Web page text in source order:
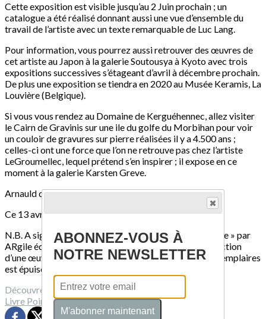
Cette exposition est visible jusqu’au 2 Juin prochain ; un
catalogue a été réalisé donnant aussi une vue d’ensemble du
travail de l’artiste avec un texte remarquable de Luc Lang.
Pour information, vous pourrez aussi retrouver des œuvres de
cet artiste au Japon à la galerie Soutousya à Kyoto avec trois
expositions successives s’étageant d’avril à décembre prochain.
De plus une exposition se tiendra en 2020 au Musée Keramis, La
Louvière (Belgique).
Si vous vous rendez au Domaine de Kerguéhennec, allez visiter
le Cairn de Gravinis sur une ile du golfe du Morbihan pour voir
un couloir de gravures sur pierre réalisées il y a 4.500 ans ;
celles-ci ont une force que l’on ne retrouve pas chez l’artiste
LeGroumellec, lequel prétend s’en inspirer ; il expose en ce
moment à la galerie Karsten Greve.
Arnauld de L’Epine
Ce 13 avril 2019
N.B. A signaler la réédition du livre « 8 artistes & la terre » par
ARgile éditions, avec les seuls textes et une la reproduction
d’une œuvre récente, dont l’édition de 2009 à 2.000 exemplaires
est épuisée
Découvrez davantage d'articles sur ces thèmes :
Livre Point de vueTribune
ABONNEZ-VOUS À
NOTRE NEWSLETTER
M'abonner maintenant